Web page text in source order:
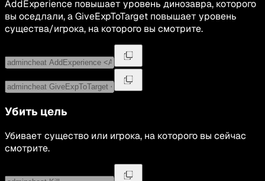
AddExperience повышает уровень динозавра, которого
вы оседлали, а GiveExpToTarget повышает уровень
существа/игрока, на которого вы смотрите.
Убить цель
Убивает существо или игрока, на которого вы сейчас
смотрите.